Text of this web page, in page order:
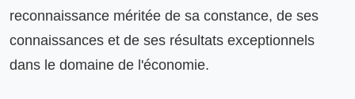
reconnaissance méritée de sa constance, de ses
connaissances et de ses résultats exceptionnels
dans le domaine de l'économie.